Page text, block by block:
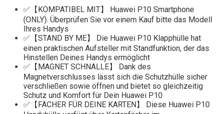
✅【KOMPATIBEL MIT】 Huawei P10 Smartphone
(ONLY). Überprüfen Sie vor einem Kauf bitte das Modell
Ihres Handys
✅【STAND BY ME】 Die Huawei P10 Klapphülle hat
einen praktischen Aufsteller mit Standfunktion, der das
Hinstellen Deines Handys ermöglicht
✅【MAGNET SCHNALLE】 Dank des
Magnetverschlusses lässt sich die Schutzhülle sicher
verschließen sowie öffnen und bietet so gleichzeitig
Schutz und Komfort für Dein Huawei P10
✅【FÄCHER FÜR DEINE KARTEN】 Diese Huawei P10